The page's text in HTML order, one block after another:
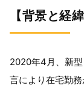
【背景と経緯
2020年4 月、新
言により在宅勤